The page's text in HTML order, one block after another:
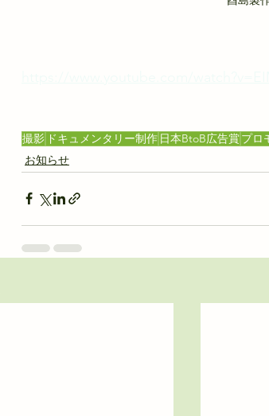
撮影 ドキュメンタリー制作 日本BtoB広告賞プロ
お知らせ